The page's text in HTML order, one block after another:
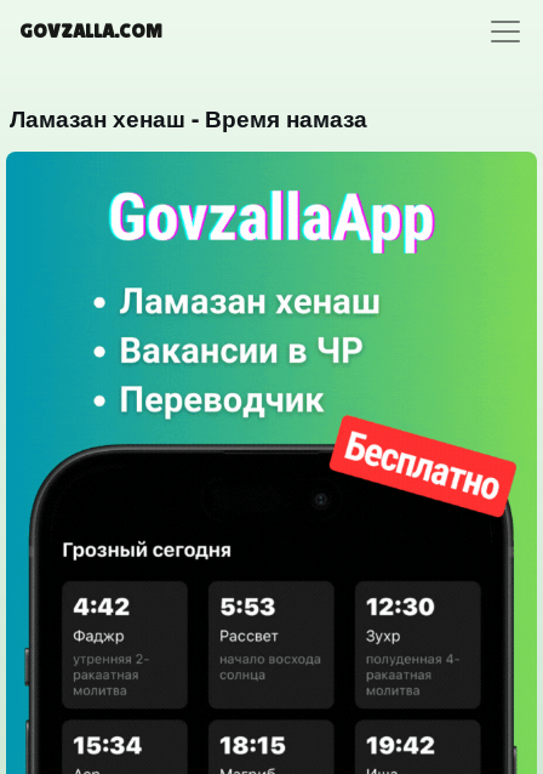
GOVZALLA.COM
Ламазан хенаш - Время намаза